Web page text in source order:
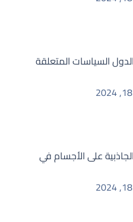
السياسات المتعلقة
على الأجسام في